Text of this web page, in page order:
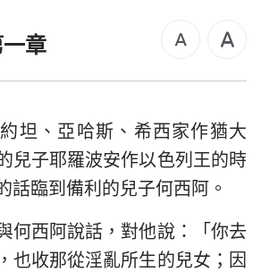
歷代志下
尼希米記
箴言
章
坦、亞哈斯、希西家作猶大
兒子耶羅波安作以色列王的時
話臨到備利的兒子何西阿。
何西阿說話，對他說：「你去
也收那從淫亂所生的兒女；因